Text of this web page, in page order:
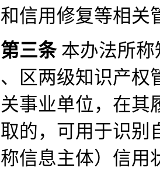
信用修复等相关
第三条本办法所称
区两级知识产权
事业单位，在其
的，可用于识别
信息主体）信用